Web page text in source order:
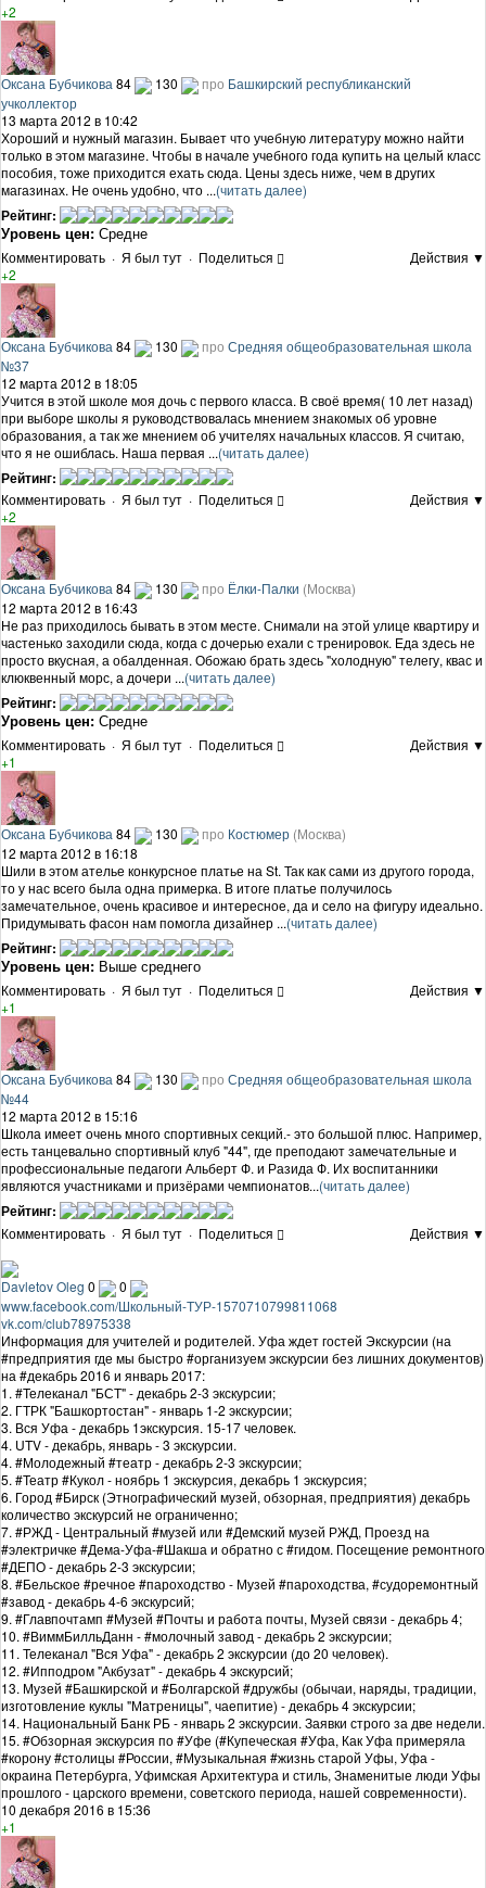
+2
Оксана Бубчикова 84 130 про Башкирский республиканский
учколлектор
13 марта 2012 в 10:42
Хороший и нужный магазин. Бывает что учебную литературу можно найти
только в этом магазине. Чтобы в начале учебного года купить на целый класс
пособия, тоже приходится ехать сюда. Цены здесь ниже, чем в других
магазинах. Не очень удобно, что ...(читать далее)
Рейтинг:
Уровень цен: Средне
Комментировать · Я был тут · Поделиться
Действия ▼
+2
Оксана Бубчикова 84 130 про Средняя общеобразовательная школа
№37
12 марта 2012 в 18:05
Учится в этой школе моя дочь с первого класса. В своё время( 10 лет назад)
при выборе школы я руководствовалась мнением знакомых об уровне
образования, а так же мнением об учителях начальных классов. Я считаю,
что я не ошиблась. Наша первая ...(читать далее)
Рейтинг:
Комментировать · Я был тут · Поделиться
Действия ▼
+2
Оксана Бубчикова84 130 про Ёлки-Палки (Москва)
12 марта 2012 в 16:43
Не раз приходилось бывать в этом месте. Снимали на этой улице квартиру и
частенько заходили сюда, когда с дочерью ехали с тренировок. Еда здесь не
просто вкусная, а обалденная. Обожаю брать здесь "холодную" телегу, квас и
клюквенный морс, а дочери ...(читать далее)
Рейтинг:
Уровень цен: Средне
Комментировать · Я был тут · Поделиться
Действия ▼
+1
Оксана Бубчикова 84 130 про Костюмер (Москва)
12 марта 2012 в 16:18
Шили в этом ателье конкурсное платье на St. Так как сами из другого города,
то у нас всего была одна примерка. В итоге платье получилось
замечательное, очень красивое и интересное, да и село на фигуру идеально.
Придумывать фасон нам помогла дизайнер ...(читать далее)
Рейтинг:
Уровень цен: Выше среднего
Комментировать · Я был тут · Поделиться
Действия ▼
+1
Оксана Бубчикова 84 130 про Средняя общеобразовательная школа
№44
12 марта 2012 в 15:16
Школа имеет очень много спортивных секций.- это большой плюс. Например,
есть танцевально спортивный клуб "44", где преподают замечательные и
профессиональные педагоги Альберт Ф. и Разида Ф. Их воспитанники
являются участниками и призёрами чемпионатов...(читать далее)
Рейтинг:
Комментировать · Я был тут · Поделиться Действия ▼
Davletov Oleg 0
0
www.facebook.com/Школьный-ТУР-1570710799811068
vk.com/club78975338
Информация для учителей и родителей. Уфа ждет гостей Экскурсии (на
#предприятия где мы быстро #организуем экскурсии без лишних документов)
на #декабрь 2016 и январь 2017:
1. #Телеканал "БСТ" - декабрь 2-3 экскурсии;
2. ГТРК "Башкортостан" - январь 1-2 экскурсии;
3. Вся Уфа - декабрь 1экскурсия. 15-17 человек.
4. UTV - декабрь, январь - 3 экскурсии.
4. #Молодежный #театр - декабрь 2-3 экскурсии;
5. #Театр #Кукол - ноябрь 1 экскурсия, декабрь 1 экскурсия;
6. Город #Бирск (Этнографический музей, обзорная, предприятия) декабрь
количество экскурсий не ограниченно;
7. #РЖД - Центральный #музей или #Демский музей РЖД, Проезд на
#электричке #Дема-Уфа-#Шакша и обратно с #гидом. Посещение ремонтного
#ДЕПО - декабрь 2-3 экскурсии;
8. #Бельское #речное #пароходство - Музей #пароходства, #судоремонтный
#завод - декабрь 4-6 экскурсий;
9. #Главпочтамп #Музей #Почты и работа почты, Музей связи - декабрь 4;
10. #ВиммБилльДанн - #молочный завод - декабрь 2 экскурсии;
11. Телеканал "Вся Уфа" - декабрь 2 экскурсии (до 20 человек).
12. #Ипподром "Акбузат" - декабрь 4 экскурсий;
13. Музей #Башкирской и #Болгарской #дружбы (обычаи, наряды, традиции,
изготовление куклы "Матреницы", чаепитие) - декабрь 4 экскурсии;
14. Национальный Банк РБ - январь 2 экскурсии. Заявки строго за две недели.
15. #Обзорная экскурсия по #Уфе (#Купеческая #Уфа, Как Уфа примеряла
#корону #столицы #России, #Музыкальная #жизнь старой Уфы, Уфа -
окраина Петербурга, Уфимская Архитектура и стиль, Знаменитые люди Уфы
прошлого - царского времени, советского периода, нашей современности).
10 декабря 2016 в 15:36
+1